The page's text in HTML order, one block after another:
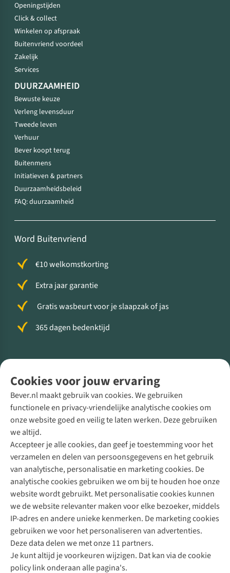
Cookies voor jouw ervaring
Bever.nl maakt gebruik van cookies. We gebruiken
functionele en privacy-vriendelijke analytische cookies om
onze website goed en veilig te laten werken. Deze gebruiken
we altijd.
Accepteer je alle cookies, dan geef je toestemming voor het
verzamelen en delen van persoonsgegevens en het gebruik
van analytische, personalisatie en marketing cookies. De
analytische cookies gebruiken we om bij te houden hoe onze
website wordt gebruikt. Met personalisatie cookies kunnen
we de website relevanter maken voor elke bezoeker, middels
IP-adres en andere unieke kenmerken. De marketing cookies
gebruiken we voor het personaliseren van advertenties.
Deze data delen we met onze 11 partners.
Je kunt altijd je voorkeuren wijzigen. Dat kan via de cookie
policy link onderaan alle pagina's.
Openingstijden
Click & collect
Winkelen op afspraak
Buitenvriend voordeel
Zakelijk
Services
DUURZAAMHEID
Bewuste keuze
Verleng levensduur
Tweede leven
Verhuur
Bever koopt terug
Buitenmens
Initiatieven & partners
Duurzaamheidsbeleid
FAQ: duurzaamheid
Word Buitenvriend
€10 welkomstkorting
Extra jaar garantie
Gratis wasbeurt voor je slaapzak of jas
365 dagen bedenktijd
Direct advies van een Buitenexpert
+31 (0)85 888 50 88
+31 6 12 28 49 80
Contactformulier